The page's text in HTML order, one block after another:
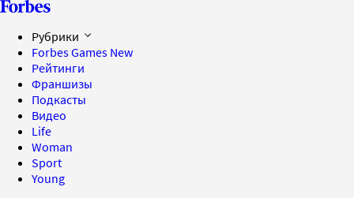
Рубрики
Forbes Games New
Рейтинги
Франшизы
Подкасты
Видео
Life
Woman
Sport
Young